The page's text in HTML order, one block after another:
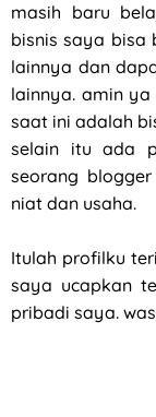
masih baru
bisnis saya bisa
lainnya dan
lainnya. amin
saat ini adalah
selain itu ada
seorang
niat dan usaha.
Itulah profilku
saya ucapkan
pribadi saya.